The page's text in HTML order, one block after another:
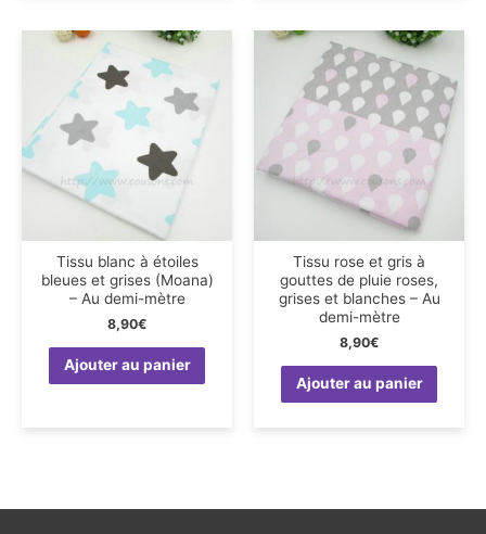
Tissu blanc à étoiles
bleues et grises (Moana)
– Au demi-mètre
8,90€
Ajouter au panier
Tissu rose et gris à
gouttes de pluie roses,
grises et blanches – Au
demi-mètre
8,90€
Ajouter au panier